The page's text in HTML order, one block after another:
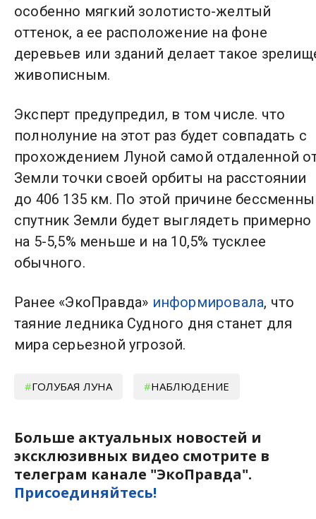
особенно мягкий золотисто-желтый
оттенок, а ее расположение на фоне
деревьев или зданий делает такое
живописным.
Эксперт предупредил, в том числе. что
полнолуние на этот раз будет совпадать с
прохождением Луной самой отдаленной
Земли точки своей орбиты на расстоянии
до 406 135 км. По этой причине
спутник Земли будет выглядеть примерно
на 5-5,5% меньше и на 10,5% тусклее
обычного.
Ранее «ЭкоПравда» информировала, что
таяние ледника Судного дня станет для
мира серьезной угрозой.
ГОЛУБАЯ ЛУНА НАБЛЮДЕНИЕ
Больше актуальных новостей и
эксклюзивных видео смотрите в
телеграм канале "ЭкоПравда".
Присоединяйтесь!